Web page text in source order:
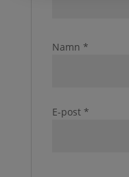
Namn *
E-post *